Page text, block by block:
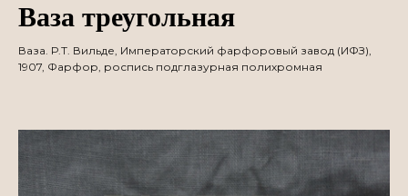
Ваза треугольная
Ваза. Р.Т. Вильде, Императорский фарфоровый завод (ИФЗ),
1907, Фарфор, роспись подглазурная полихромная